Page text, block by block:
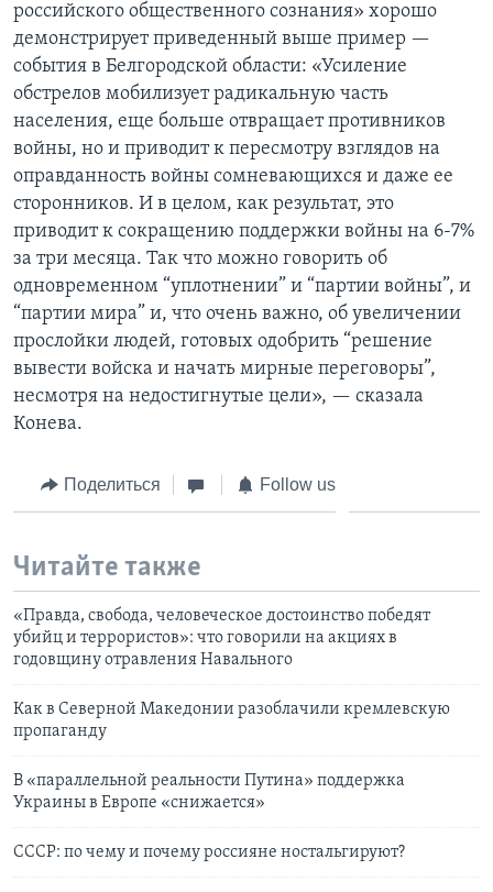
российского общественного сознания» хорошо
демонстрирует приведенный выше пример —
события в Белгородской области: «Усиление
обстрелов мобилизует радикальную часть
населения, еще больше отвращает противников
войны, но и приводит к пересмотру взглядов на
оправданность войны сомневающихся и даже ее
сторонников. И в целом, как результат, это
приводит к сокращению поддержки войны на 6-7%
за три месяца. Так что можно говорить об
одновременном “уплотнении” и “партии войны”, и
“партии мира” и, что очень важно, об увеличении
прослойки людей, готовых одобрить “решение
вывести войска и начать мирные переговоры”,
несмотря на недостигнутые цели», — сказала
Конева.
Поделиться Follow us
Читайте также
«Правда, свобода, человеческое достоинство победят
убийц и террористов»: что говорили на акциях в
годовщину отравления Навального
Как в Cеверной Македонии разоблачили кремлевскую
пропаганду
В «параллельной реальности Путина» поддержка
Украины в Европе «снижается»
СССР: по чему и почему россияне ностальгируют?